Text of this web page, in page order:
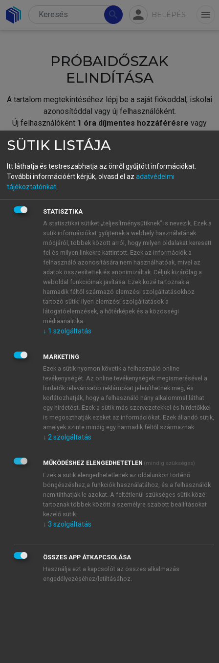
search person BELÉPÉS menu
PRÓBAIDŐSZAK
ELINDÍTÁSA
A tartalom megtekintéséhez lépj be a saját fiókoddal, iskolai
azonosítóddal vagy új felhasználóként.
Új felhasználóként 1 óra díjmentes hozzáférésre vagy
fiókoddal,vagy hozz létre új fiókot.
A regisztráció után apróbaidőszakautomatikusan
BELÉPÉS SAJÁT FIÓKKAL
ÚJ FIÓK LÉTREHOZÁSA
1 óra díjmentes hozzáférés
E-MAIL-CÍM
JELSZÓ
JELSZÓ ÚJRA
Kérek értesítést a MeRSZ újdonságairól, akcióiról.
Kérek értesítést az Akadémiai Kiadó Zrt. újdonságairól,
Adatkezelési tájékoztatóbanfoglaltakat tudomásul
veszem és elfogadom.
Általános vásárlási feltételeket, valamint a szotar.netés a
mersz.huoldalak licencszerződéseiben foglaltakat
tudomásul veszem és elfogadom.
KIPRÓBÁLOM
SÜTIK LISTÁJA
Itt láthatja és testreszabhatja az önről gyűjtött információkat.
További információért kérjük, olvasd el az adatvédelmi
tájékoztatónkat
STATISZTIKA
A statisztikai sütiket „teljesítménysütiknek” is nevezik. Ezek a
sütik információkat gyűjtenek a webhely használatának
módjáról, többek között arról, hogy milyen oldalakat keresett
fel és milyen linkekre kattintott. Ezek az információk a
felhasználó azonosítására nem használhatóak, mivel az
adatok összesítettek és anonimizáltak. Céljuk kizárólag a
weboldal funkcióinak javítása. Ezek közé tartoznak a
harmadik féltől származó elemzési szolgáltatásokhoz
tartozó sütik; ilyen elemzési szolgáltatások a
látogatóelemzések, a hőtérképek és a közösségi
médiaanalitika.
↓ 1 szolgáltatás
MARKETING
Ezek a sütik nyomon követik a felhasználó online
tevékenységét. Az online tevékenységek megismerésével a
hirdetők relevánsabb reklámokat jeleníthetnek meg, és
korlátozhatják, hogy a felhasználó hány alkalommal láthat
egy hirdetést. Ezek a sütik más szervezetekkel és hirdetőkkel
is megoszthatják ezeket az információkat. Ezek állandó sütik,
amelyek szinte mindig egy harmadik féltől származnak.
↓ 2 szolgáltatás
MŰKÖDÉSHEZ ELENGEDHETETLEN (mindig szükséges)
Ezek a sütik elengedhetetlenek az oldalunkon történő
böngészéshez,a funkciók használatához, és a felhasználók
nem tilthatják le azokat. A feltétlenül szükséges sütik közé
tartoznak többek között a személyre szabott beállításokat
kezelő sütik.
↓ 3 szolgáltatás
ÖSSZES APP ÁTKAPCSOLÁSA
Használja ezt a kapcsolót az összes alkalmazás
engedélyezéséhez/letiltásához.